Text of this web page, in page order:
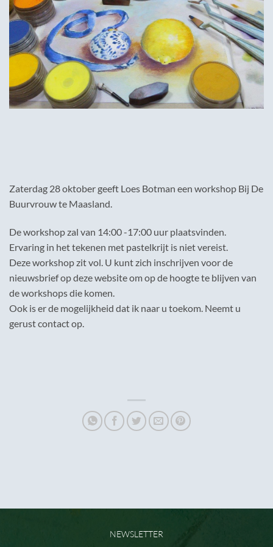
Zaterdag 28 oktober geeft Loes Botman een workshop Bij De
Buurvrouw te Maasland.
De workshop zal van 14:00 -17:00 uur plaatsvinden.
Ervaring in het tekenen met pastelkrijt is niet vereist.
Deze workshop zit vol. U kunt zich inschrijven voor de
nieuwsbrief op deze website om op de hoogte te blijven van
de workshops die komen.
Ook is er de mogelijkheid dat ik naar u toekom. Neemt u
gerust contact op.
NEWSLETTER